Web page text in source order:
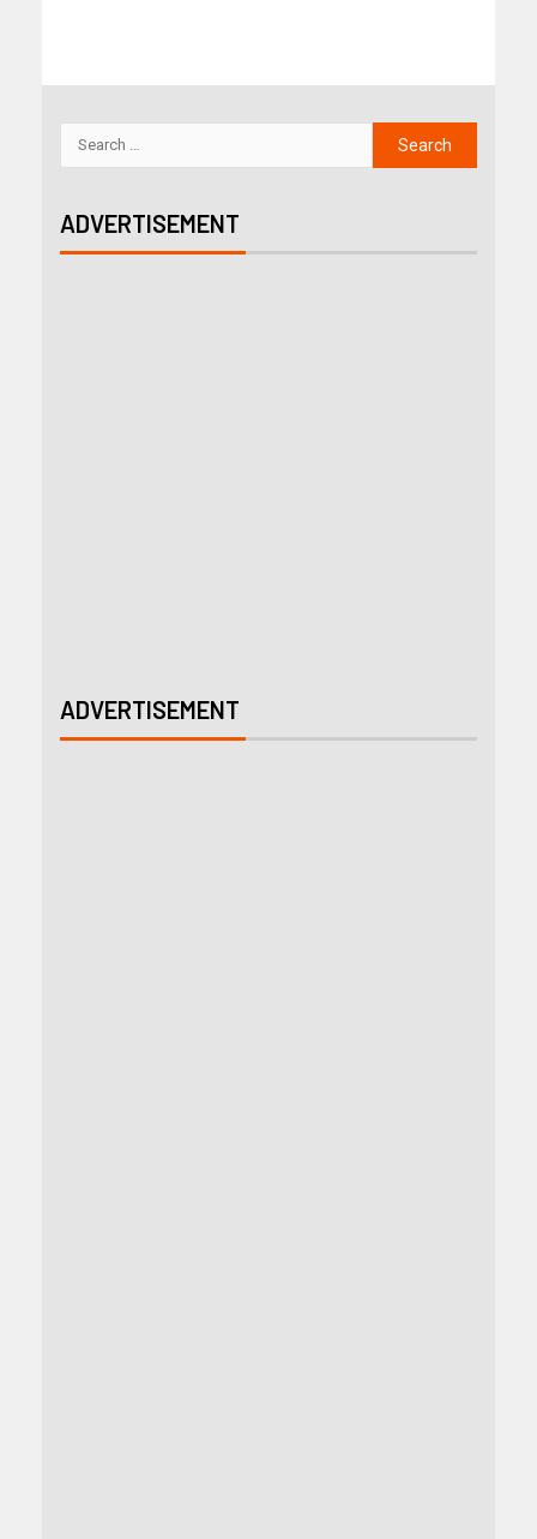
ADVERTISEMENT
ADVERTISEMENT